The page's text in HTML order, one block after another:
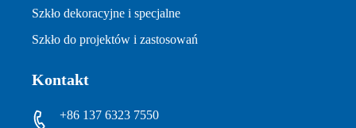
Szkło dekoracyjne i specjalne
Szkło do projektów i zastosowań
Kontakt
+86 137 6323 7550